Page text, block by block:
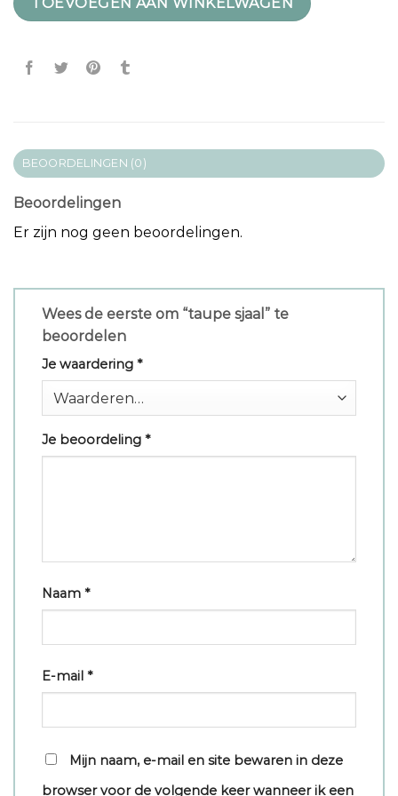
BEOORDELINGEN (0)
Beoordelingen
Er zijn nog geen beoordelingen.
Wees de eerste om “taupe sjaal” te
beoordelen
Je waardering *
Je beoordeling *
Naam *
E-mail *
Mijn naam, e-mail en site bewaren in deze
browser voor de volgende keer wanneer ik een